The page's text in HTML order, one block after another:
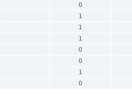
0
1
1
1
0
0
1
0